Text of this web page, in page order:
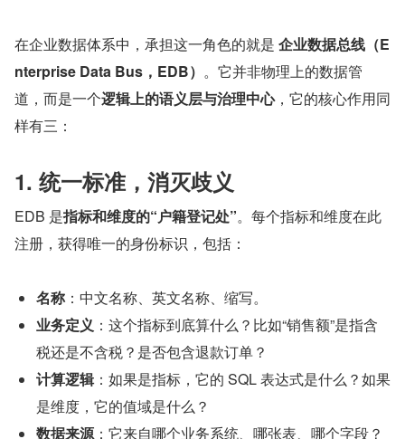
在企业数据体系中，承担这一角色的就是 企业数据总线（E
nterprise Data Bus，EDB） 。它并非物理上的数据管
道，而是一个逻辑上的语义层与治理中心，它的核心作用同
样有三：
1. 统一标准，消灭歧义
EDB 是指标和维度的“户籍登记处”。每个指标和维度在此
注册，获得唯一的身份标识，包括：
名称 ：中文名称、英文名称、缩写。
业务定义 ：这个指标到底算什么？比如“销售额”是指含
税还是不含税？是否包含退款订单？
计算逻辑：如果是指标，它的 SQL 表达式是什么？如果
是维度，它的值域是什么？
数据来源：它来自哪个业务系统、哪张表、哪个字段？